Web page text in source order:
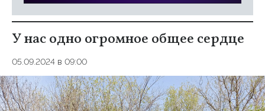
У нас одно огромное общее сердце
05.09.2024 в 09:00